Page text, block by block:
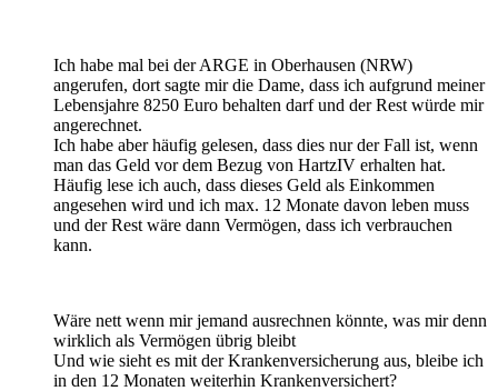
Ich habe mal bei der ARGE in Oberhausen (NRW)
angerufen, dort sagte mir die Dame, dass ich aufgrund meiner
Lebensjahre 8250 Euro behalten darf und der Rest würde mir
angerechnet.
Ich habe aber häufig gelesen, dass dies nur der Fall ist, wenn
man das Geld vor dem Bezug von HartzIV erhalten hat.
Häufig lese ich auch, dass dieses Geld als Einkommen
angesehen wird und ich max. 12 Monate davon leben muss
und der Rest wäre dann Vermögen, dass ich verbrauchen
kann.
Wäre nett wenn mir jemand ausrechnen könnte, was mir denn
wirklich als Vermögen übrig bleibt
Und wie sieht es mit der Krankenversicherung aus, bleibe ich
in den 12 Monaten weiterhin Krankenversichert?